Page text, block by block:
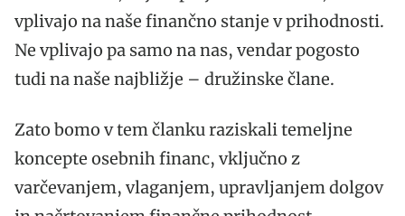
vplivajo na naše finančno stanje v prihodnosti.
Ne vplivajo pa samo na nas, vendar pogosto
tudi na naše najbližje – družinske člane.
Zato bomo v tem članku raziskali temeljne
koncepte osebnih financ, vključno z
varčevanjem, vlaganjem, upravljanjem dolgov